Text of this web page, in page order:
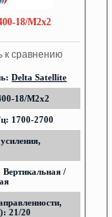
18/M2x2
к сравнению
Delta Satellite
18/M2x2
1700-2700
/
21/20